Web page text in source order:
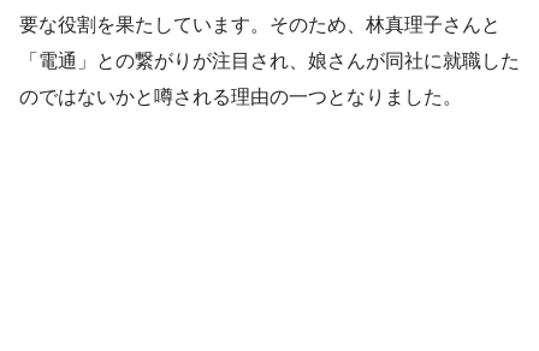
要な役割を果たしています。そのため、林真理子さんと
「電通」との繋がりが注目され、娘さんが同社に就職した
のではないかと噂される理由の一つとなりました。